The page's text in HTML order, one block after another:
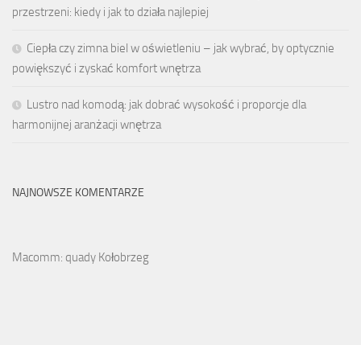
przestrzeni: kiedy i jak to działa najlepiej
Ciepła czy zimna biel w oświetleniu – jak wybrać, by optycznie
powiększyć i zyskać komfort wnętrza
Lustro nad komodą: jak dobrać wysokość i proporcje dla
harmonijnej aranżacji wnętrza
NAJNOWSZE KOMENTARZE
Macomm: quady Kołobrzeg